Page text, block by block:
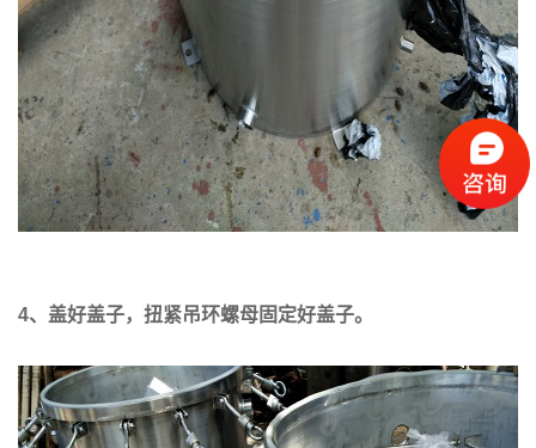
4、盖好盖子，扭紧吊环螺母固定好盖子。